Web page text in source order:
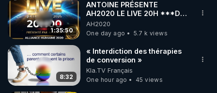
1:35:50
ANTOINE PRÉSENTE
AH2020 LE LIVE 20H ***DU
06/08/2026***
AH2020
One day ago
5.7 k views
8:32
« Interdiction des thérapies
de conversion »
Kla.TV Français
One hour ago
45 views